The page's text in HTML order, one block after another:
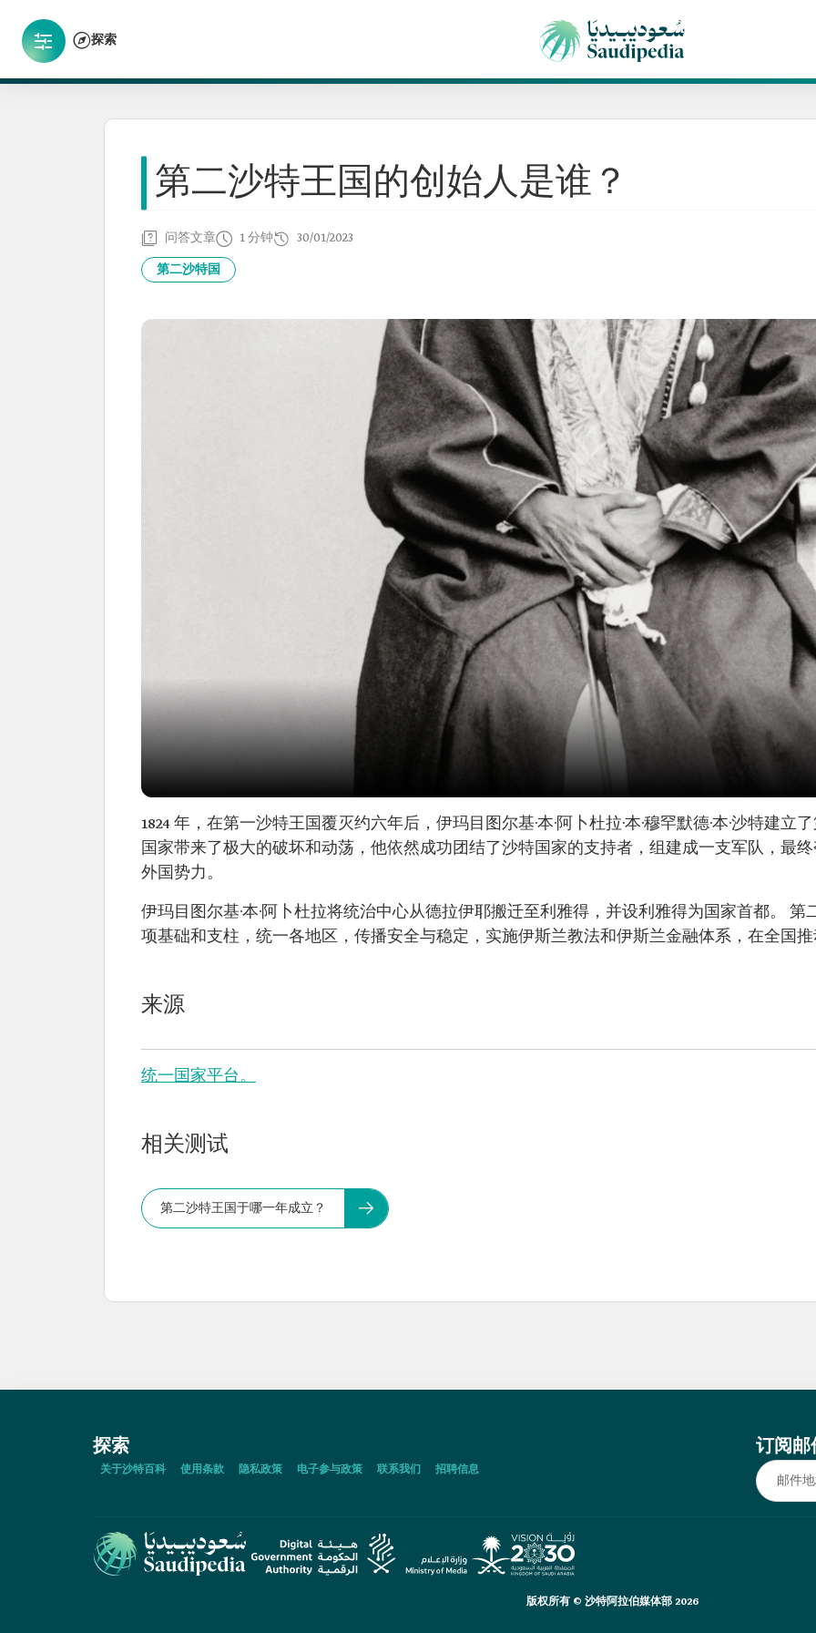
探索
第二沙特王国的创始人是谁？
问答文章 1 分钟 30/01/2023
第二沙特国
1824 年，在第一沙特王国覆灭约六年后，伊玛目图尔基·本·阿卜杜拉·本·穆罕默德·本·沙特建
国家带来了极大的破坏和动荡，他依然成功团结了沙特国家的支持者，组建成一支军队，最
外国势力。
伊玛目图尔基·本·阿卜杜拉将统治中心从德拉伊耶搬迁至利雅得，并设利雅得为国家首都。
项基础和支柱，统一各地区，传播安全与稳定，实施伊斯兰教法和伊斯兰金融体系，在全国
来源
统一国家平台。
相关测试
第二沙特王国于哪一年成立？
探索
关于沙特百科 使用条款 隐私政策 电子参与政策 联系我们 招聘信息
订阅邮
版权所有 © 沙特阿拉伯媒体部 2026